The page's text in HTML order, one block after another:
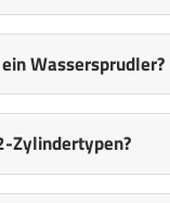
Wassersprudler?
Zylindertypen?